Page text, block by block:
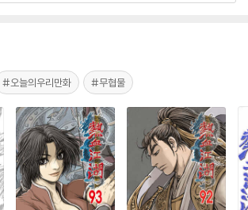
#오늘의우리만화 #무협물